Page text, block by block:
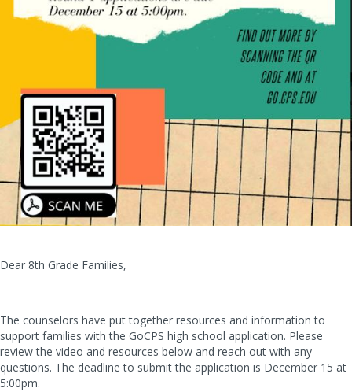
Dear 8th Grade Families,
The counselors have put together resources and information to
support families with the GoCPS high school application. Please
review the video and resources below and reach out with any
questions. The deadline to submit the application is December 15 at
5:00pm.